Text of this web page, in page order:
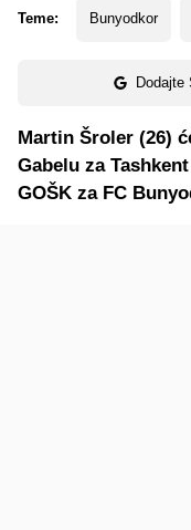
Teme: Bunyodkor
Dodajte
Martin Šroler (26)
Gabelu za
GOŠK za FC